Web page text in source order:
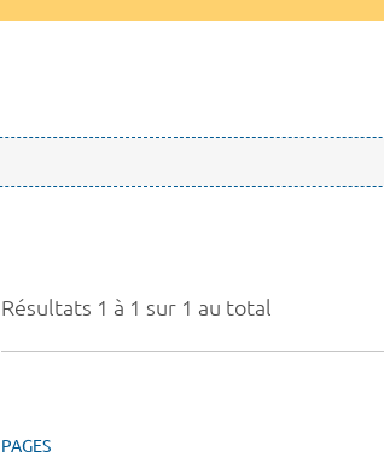
Résultats 1 à 1 sur 1 au total
PAGES